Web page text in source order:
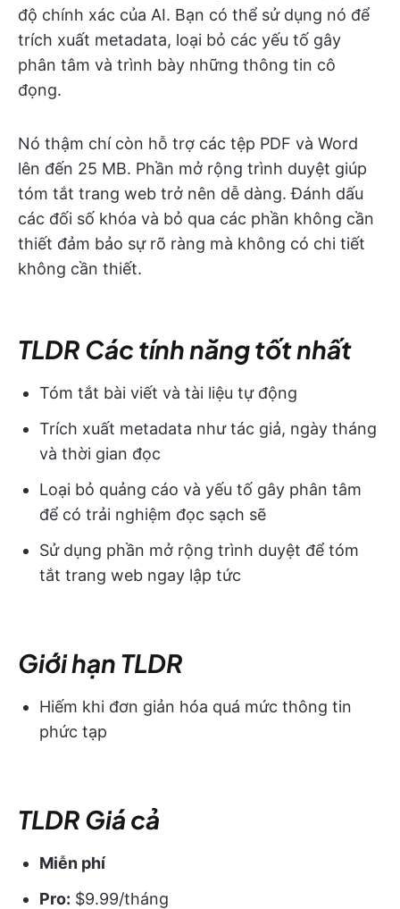
độ chính xác của AI. Bạn có thể sử dụng nó để
trích xuất metadata, loại bỏ các yếu tố gây
phân tâm và trình bày những thông tin cô
đọng.
Nó thậm chí còn hỗ trợ các tệp PDF và Word
lên đến 25 MB. Phần mở rộng trình duyệt giúp
tóm tắt trang web trở nên dễ dàng. Đánh dấu
các đối số khóa và bỏ qua các phần không cần
thiết đảm bảo sự rõ ràng mà không có chi tiết
không cần thiết.
TLDR Các tính năng tốt nhất
Tóm tắt bài viết và tài liệu tự động
Trích xuất metadata như tác giả, ngày tháng
và thời gian đọc
Loại bỏ quảng cáo và yếu tố gây phân tâm
để có trải nghiệm đọc sạch sẽ
Sử dụng phần mở rộng trình duyệt để tóm
tắt trang web ngay lập tức
Giới hạn TLDR
Hiếm khi đơn giản hóa quá mức thông tin
phức tạp
TLDR Giá cả
Miễn phí
Pro: $9.99/tháng